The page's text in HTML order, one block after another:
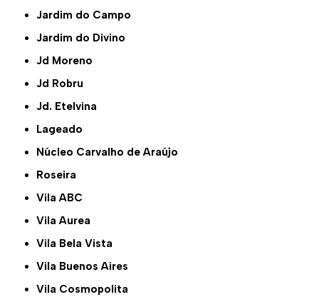
Jardim do Campo
Jardim do Divino
Jd Moreno
Jd Robru
Jd. Etelvina
Lageado
Núcleo Carvalho de Araújo
Roseira
Vila ABC
Vila Aurea
Vila Bela Vista
Vila Buenos Aires
Vila Cosmopolita